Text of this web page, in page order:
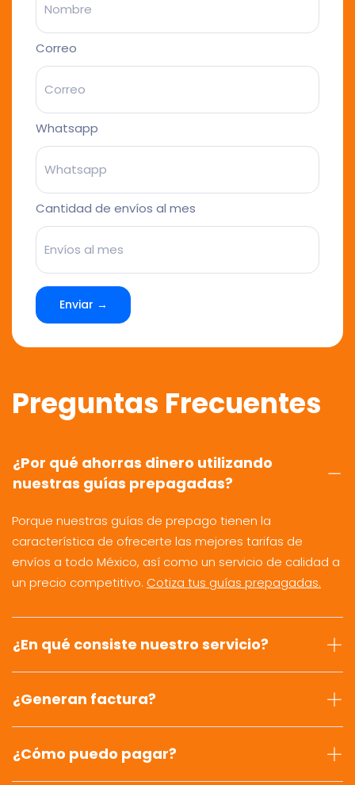
Correo
Whatsapp
Cantidad de envíos al mes
Enviar →
Preguntas Frecuentes
¿Por qué ahorras dinero utilizando
nuestras guías prepagadas?
Porque nuestras guías de prepago tienen la
característica de ofrecerte las mejores tarifas de
envíos a todo México, así como un servicio de calidad a
un precio competitivo. Cotiza tus guías prepagadas.
¿En qué consiste nuestro servicio?
¿Generan factura?
¿Cómo puedo pagar?